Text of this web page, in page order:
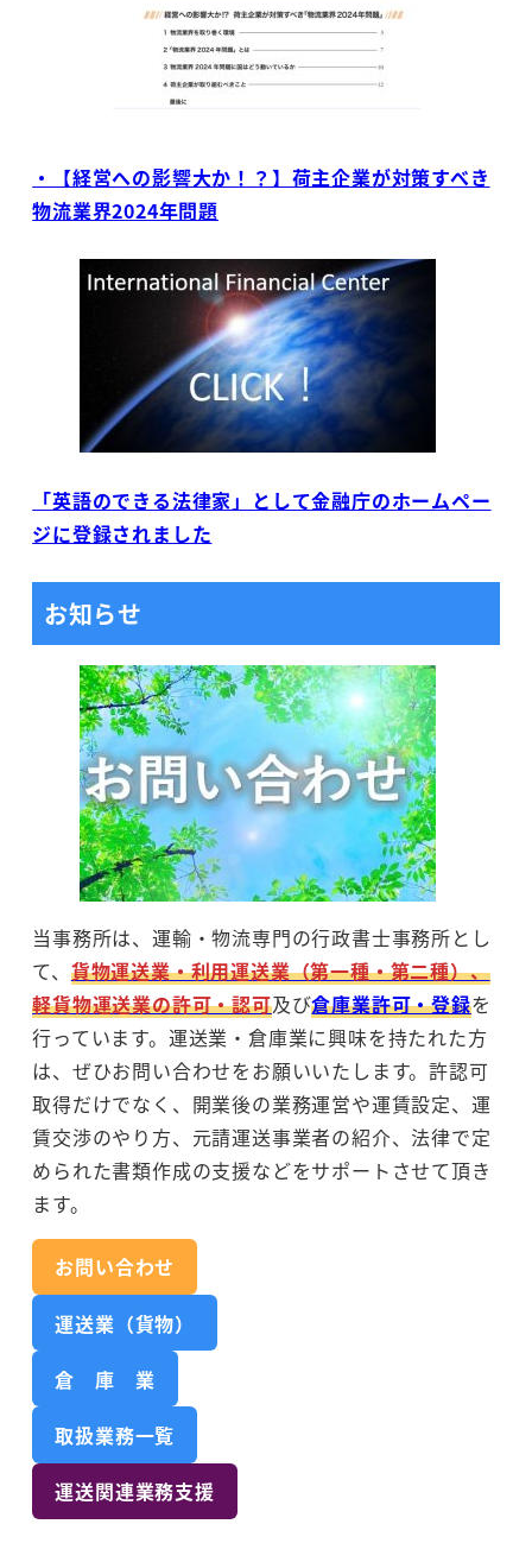
・【経営への影響大か！？】荷主企業が対策すべき
物流業界2024年問題
「英語のできる法律家」として金融庁のホームペー
ジに登録されました
お知らせ
当事務所は、運輸・物流専門の行政書士事務所とし
て、 貨物運送業・利用運送業（第一種・第二種）、
軽貨物運送業の許可・認可及び倉庫業許可・登録を
行っています。運送業・倉庫業に興味を持たれた方
は、ぜひお問い合わせをお願いいたします。許認可
取得だけでなく、開業後の業務運営や運賃設定、運
賃交渉のやり方、元請運送事業者の紹介、法律で定
められた書類作成の支援などをサポートさせて頂き
ます。
お問い合わせ
運送業（貨物）
倉 庫 業
取扱業務一覧
運送関連業務支援